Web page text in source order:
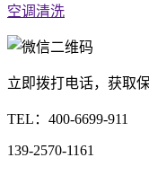
空调清洗
立即拨打电话，获取
TEL： 400-6699-911
139-2570-1161